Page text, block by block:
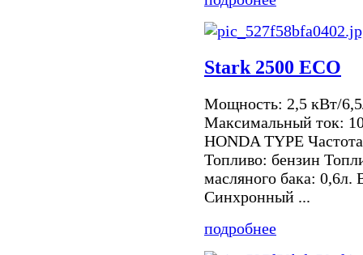
Stark 2500 ECO
Мощность: 2,5 кВт/
Максимальный ток:
HONDA TYPE
Топливо: бензин
масляного бака: 0,6л.
Синхронный ...
подробнее